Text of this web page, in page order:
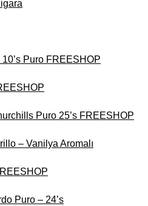
Puro FREESHOP
Puro 25’s FREESHOP
– Vanilya Aromalı
Puro – 24’s